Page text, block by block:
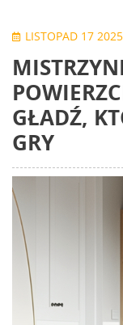
LISTOPAD 17 2025
GŁADŹ,
GRY